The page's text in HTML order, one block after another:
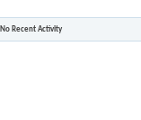
No Recent Activity